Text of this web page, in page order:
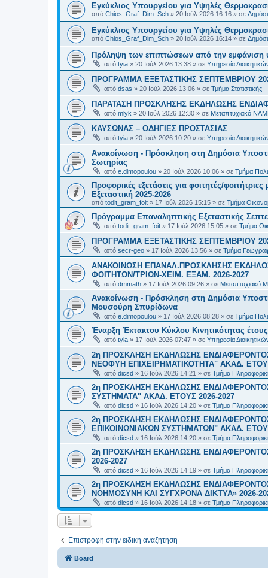
Εγκύκλιος Υπουργείου για Υψηλές
από Chios_Graf_Dim_Sch » 20 Ιούλ 2026 16:16 » σε
Εγκύκλιος Υπουργείου για Υψηλές
από Chios_Graf_Dim_Sch » 20 Ιούλ 2026 16:14 » σε
Πρόληψη των επιπτώσεων από την εμφάνιση
από tyia » 20 Ιούλ 2026 13:38 » σε Υπηρεσία
ΠΡΟΓΡΑΜΜΑ ΕΞΕΤΑΣΤΙΚΗΣ ΣΕΠΤΕΜΒΡΙΟΥ
από dsas » 20 Ιούλ 2026 13:06 » σε Τμήμα Στατιστικής
ΠΑΡΑΤΑΣΗ ΠΡΟΣΚΛΗΣΗΣ ΕΚΔΗΛΩΣΗΣ
από mlyk » 20 Ιούλ 2026 12:30 » σε Μεταπτυχιακό
ΚΑΥΣΩΝΑΣ – ΟΔΗΓΙΕΣ ΠΡΟΣΤΑΣΙΑΣ
από tyia » 20 Ιούλ 2026 10:20 » σε Υπηρεσία
Ανακοίνωση - Πρόσκληση στη Δημόσια
Σωτηρίας
από e.dimopoulou » 20 Ιούλ 2026 10:06 » σε Τμήμα
Προφορικές εξετάσεις για φοιτητές/
Εξεταστική 2025-2026
από todit_gram_foit » 17 Ιούλ 2026 15:15 » σε Τμήμα
Πρόγραμμα Επαναληπτικής Εξεταστικής
από todit_gram_foit » 17 Ιούλ 2026 15:05 » σε Τμήμα
ΠΡΟΓΡΑΜΜΑ ΕΞΕΤΑΣΤΙΚΗΣ ΣΕΠΤΕΜΒΡΙΟΥ
από secr-geo » 17 Ιούλ 2026 13:56 » σε Τμήμα
ΑΝΑΚΟΙΝΩΣΗ ΕΠΑΝΑΛ.ΠΡΟΣΚΛΗΣΗΣ
ΦΟΙΤΗΤΩΝ/ΤΡΙΩΝ-ΧΕΙΜ. ΕΞΑΜ. 2026-2027
από dmmath » 17 Ιούλ 2026 09:26 » σε Μεταπτυχιακό
Ανακοίνωση - Πρόσκληση στη Δημόσια
Μουσούρη Σπυρίδωνα
από e.dimopoulou » 17 Ιούλ 2026 08:28 » σε Τμήμα
Έναρξη Έκτακτου Κύκλου Κινητικότητας
από tyia » 17 Ιούλ 2026 07:47 » σε Υπηρεσία
2η ΠΡΟΣΚΛΗΣΗ ΕΚΔΗΛΩΣΗΣ
ΝΕΟΦΥΗ ΕΠΙΧΕΙΡΗΜΑΤΙΚΟΤΗΤΑ" ΑΚΑΔ.
από dicsd » 16 Ιούλ 2026 14:21 » σε Τμήμα
2η ΠΡΟΣΚΛΗΣΗ ΕΚΔΗΛΩΣΗΣ
ΣΥΣΤΗΜΑΤΑ" ΑΚΑΔ. ΕΤΟΥΣ 2026-2027
από dicsd » 16 Ιούλ 2026 14:20 » σε Τμήμα
2η ΠΡΟΣΚΛΗΣΗ ΕΚΔΗΛΩΣΗΣ
ΕΠΙΚΟΙΝΩΝΙΑΚΩΝ ΣΥΣΤΗΜΑΤΩΝ" ΑΚΑΔ.
από dicsd » 16 Ιούλ 2026 14:20 » σε Τμήμα
2η ΠΡΟΣΚΛΗΣΗ ΕΚΔΗΛΩΣΗΣ
2026-2027
από dicsd » 16 Ιούλ 2026 14:19 » σε Τμήμα
2η ΠΡΟΣΚΛΗΣΗ ΕΚΔΗΛΩΣΗΣ
ΝΟΗΜΟΣΥΝΗ ΚΑΙ ΣΥΓΧΡΟΝΑ ΔΙΚΤΥΑ» 2026-
από dicsd » 16 Ιούλ 2026 14:18 » σε Τμήμα
Επιστροφή στην ειδική αναζήτηση
Board